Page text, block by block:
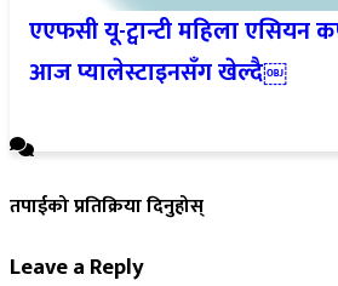
एएफसी यू-ट्वान्टी महिला एसियन
आज प्यालेस्टाइनसँग खेल्दै￼
तपाईको प्रतिक्रिया दिनुहोस्
Leave a Reply